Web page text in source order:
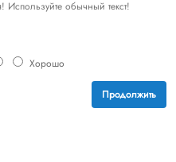
Используйте обычный текст!
Хорошо
Продолжить